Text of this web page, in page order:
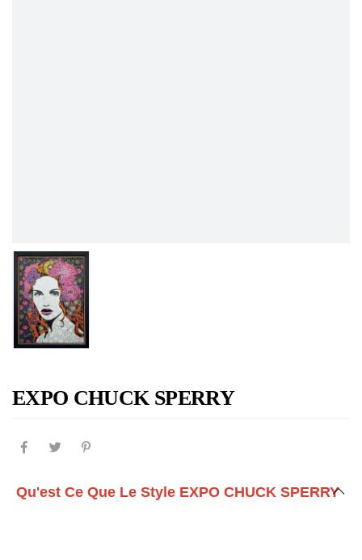
EXPO CHUCK SPERRY
Qu'est Ce Que Le Style EXPO CHUCK SPERRY